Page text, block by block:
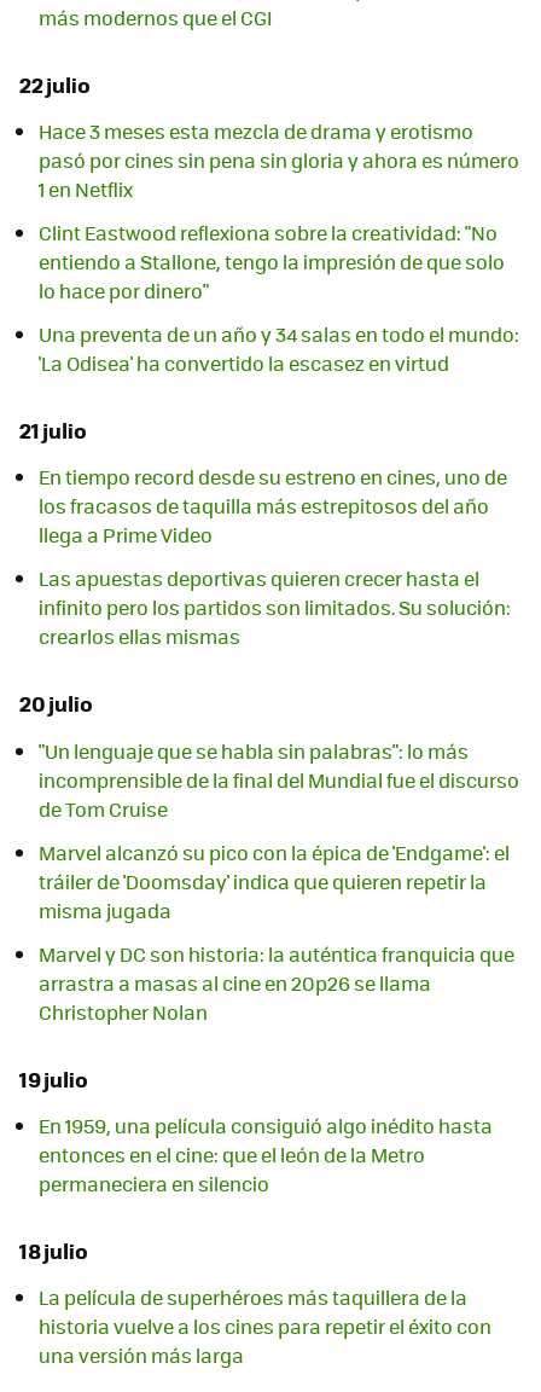
más modernos que el CGI
22 julio
Hace 3 meses esta mezcla de drama y erotismo
pasó por cines sin pena sin gloria y ahora es número
1 en Netflix
Clint Eastwood reflexiona sobre la creatividad: "No
entiendo a Stallone, tengo la impresión de que solo
lo hace por dinero"
Una preventa de un año y 34 salas en todo el mundo:
'La Odisea' ha convertido la escasez en virtud
21 julio
En tiempo record desde su estreno en cines, uno de
los fracasos de taquilla más estrepitosos del año
llega a Prime Video
Las apuestas deportivas quieren crecer hasta el
infinito pero los partidos son limitados. Su solución:
crearlos ellas mismas
20 julio
"Un lenguaje que se habla sin palabras": lo más
incomprensible de la final del Mundial fue el discurso
de Tom Cruise
Marvel alcanzó su pico con la épica de 'Endgame': el
tráiler de 'Doomsday' indica que quieren repetir la
misma jugada
Marvel y DC son historia: la auténtica franquicia que
arrastra a masas al cine en 20p26 se llama
Christopher Nolan
19 julio
En 1959, una película consiguió algo inédito hasta
entonces en el cine: que el león de la Metro
permaneciera en silencio
18 julio
La película de superhéroes más taquillera de la
historia vuelve a los cines para repetir el éxito con
una versión más larga